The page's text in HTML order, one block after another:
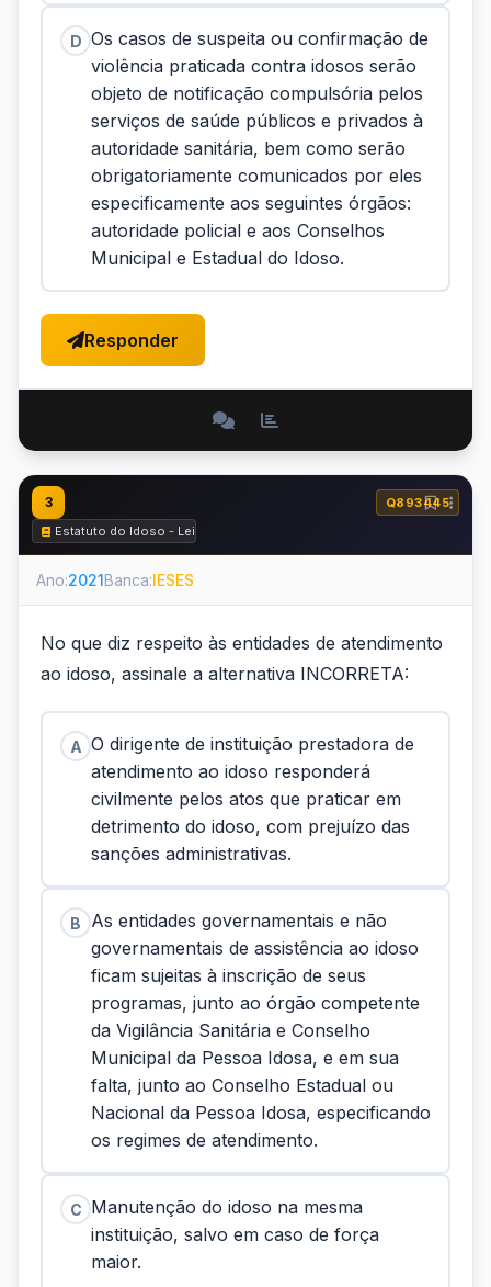
D Os casos de suspeita ou confirmação de
violência praticada contra idosos serão
objeto de notificação compulsória pelos
serviços de saúde públicos e privados à
autoridade sanitária, bem como serão
obrigatoriamente comunicados por eles
especificamente aos seguintes órgãos:
autoridade policial e aos Conselhos
Municipal e Estadual do Idoso.
Responder
3
Q893445
Estatuto do Idoso - Lei nº 10.741 de 2003
Ano:2021Banca:IESES
No que diz respeito às entidades de atendimento
ao idoso, assinale a alternativa INCORRETA:
A O dirigente de instituição prestadora de
atendimento ao idoso responderá
civilmente pelos atos que praticar em
detrimento do idoso, com prejuízo das
sanções administrativas.
B
As entidades governamentais e não
governamentais de assistência ao idoso
ficam sujeitas à inscrição de seus
programas, junto ao órgão competente
da Vigilância Sanitária e Conselho
Municipal da Pessoa Idosa, e em sua
falta, junto ao Conselho Estadual ou
Nacional da Pessoa Idosa, especificando
os regimes de atendimento.
C Manutenção do idoso na mesma
instituição, salvo em caso de força
maior.